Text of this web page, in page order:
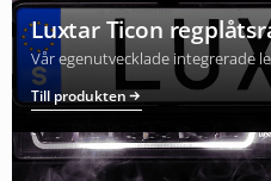
Luxtar Ticon
Vår egenutvecklade integrerade
Till produkten